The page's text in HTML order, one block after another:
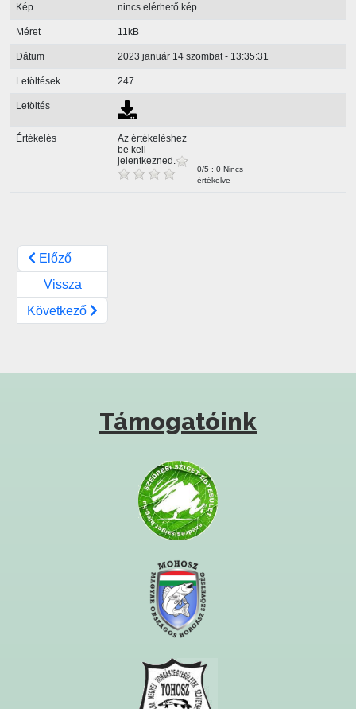
Kép nincs elérhető kép
Méret 11kB
Dátum 2023 január 14 szombat - 13:35:31
Letöltések 247
Letöltés
Értékelés
Az értékeléshez
be kell
jelentkezned.
0/5 : 0 Nincs
értékelve
Előző
Vissza
Következő
Támogatóink